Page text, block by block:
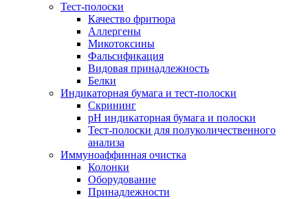
Тест-полоски
Качество фритюра
Аллергены
Микотоксины
Фальсификация
Видовая принадлежность
Белки
Индикаторная бумага и тест-полоски
Скрининг
pH индикаторная бумага и полоски
Тест-полоски для полуколичественного
анализа
Иммуноаффинная очистка
Колонки
Оборудование
Принадлежности